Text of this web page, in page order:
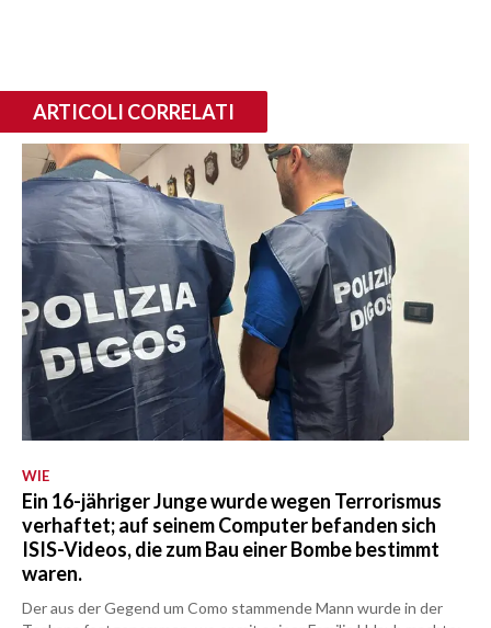
ARTICOLI CORRELATI
WIE
Ein 16-jähriger Junge wurde wegen Terrorismus
verhaftet; auf seinem Computer befanden sich
ISIS-Videos, die zum Bau einer Bombe bestimmt
waren.
Der aus der Gegend um Como stammende Mann wurde in der